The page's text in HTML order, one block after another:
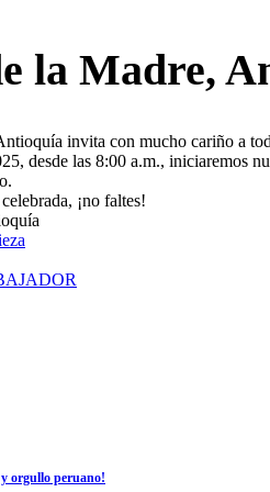
la Madre,
invita con mucho cariño a
desde las 8:00 a.m., iniciaremos
¡no faltes!
orgullo peruano!